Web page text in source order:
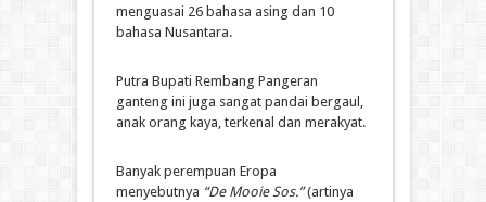
menguasai 26 bahasa asing dan 10
bahasa Nusantara.
Putra Bupati Rembang Pangeran
ganteng ini juga sangat pandai bergaul,
anak orang kaya, terkenal dan merakyat.
Banyak perempuan Eropa
menyebutnya “De Mooie Sos.”(artinya